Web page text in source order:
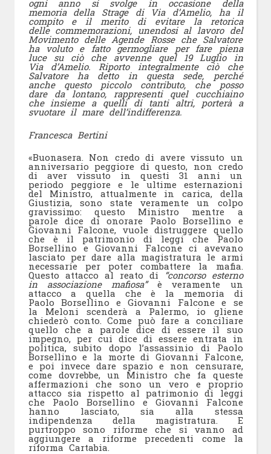
ogni anno si svolge in occasione della
memoria della Strage di Via d’Amelio, ha il
compito e il merito di evitare la retorica
delle commemorazioni, unendosi al lavoro del
Movimento delle Agende Rosse che Salvatore
ha voluto e fatto germogliare per fare piena
luce su ciò che avvenne quel 19 Luglio in
Via d’Amelio. Riporto integralmente ciò che
Salvatore ha detto in questa sede, perché
anche questo piccolo contributo, che posso
dare da lontano, rappresenti quel cucchiaino
che insieme a quelli di tanti altri, porterà a
svuotare il mare dell’indifferenza.
Francesca Bertini
«Buonasera. Non credo di avere vissuto un
anniversario peggiore di questo, non credo
di aver vissuto in questi 31 anni un
periodo peggiore e le ultime esternazioni
del Ministro, attualmente in carica, della
Giustizia, sono state veramente un colpo
gravissimo: questo Ministro mentre a
parole dice di onorare Paolo Borsellino e
Giovanni Falcone, vuole distruggere quello
che è il patrimonio di leggi che Paolo
Borsellino e Giovanni Falcone ci avevano
lasciato per dare alla magistratura le armi
necessarie per poter combattere la mafia.
Questo attacco al reato di “concorso esterno
in associazione mafiosa”è veramente un
attacco a quella che è la memoria di
Paolo Borsellino e Giovanni Falcone e se
la Meloni scenderà a Palermo, io gliene
chiederò conto. Come può fare a conciliare
quello che a parole dice di essere il suo
impegno, per cui dice di essere entrata in
politica, subito dopo l’assassinio di Paolo
Borsellino e la morte di Giovanni Falcone,
e poi invece dare spazio e non censurare,
come dovrebbe, un Ministro che fa queste
affermazioni che sono un vero e proprio
attacco sia rispetto al patrimonio di leggi
che Paolo Borsellino e Giovanni Falcone
hanno lasciato, sia alla stessa
indipendenza della magistratura. E
purtroppo sono riforme che si vanno ad
aggiungere a riforme precedenti come la
riforma Cartabia.